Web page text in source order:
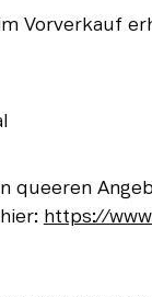
Vorverkauf
queeren
https://